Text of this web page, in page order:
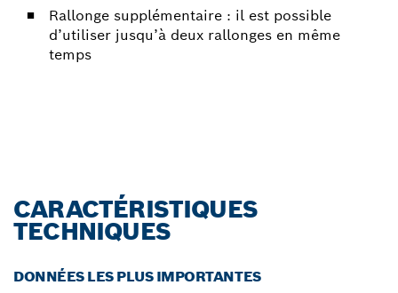
Rallonge supplémentaire : il est possible
d’utiliser jusqu’à deux rallonges en même
temps
CARACTÉRISTIQUES
TECHNIQUES
DONNÉES LES PLUS IMPORTANTES